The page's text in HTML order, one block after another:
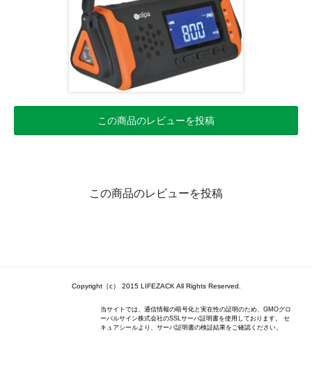
この商品のレビューを投稿
この商品のレビューを投稿
Copyright（c） 2015 LIFEZACK All Rights Reserved.
当サイトでは、通信情報の暗号化と実在性の証明のため、GMOグロ
ーバルサイン株式会社のSSLサーバ証明書を使用しております。 セ
キュアシールより、サーバ証明書の検証結果をご確認ください。